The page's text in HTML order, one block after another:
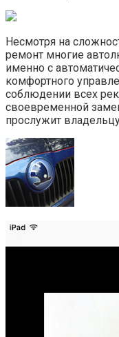
Несмотря на
ремонт многие
именно с
комфортного
соблюдении всех
своевременной
прослужит